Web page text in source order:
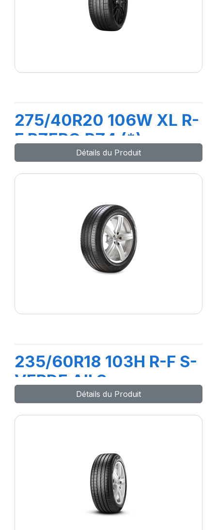
275/40R20 106W XL R-
F PZERO PZ4 (*)
Détails du Produit
235/60R18 103H R-F S-
VERDE All Season
(MOE)
Détails du Produit